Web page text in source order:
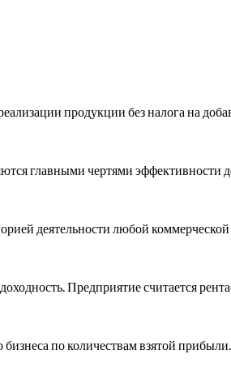
продукции без налога на
чертями эффективности
деятельности любой
Предприятие считается
по количествам взятой